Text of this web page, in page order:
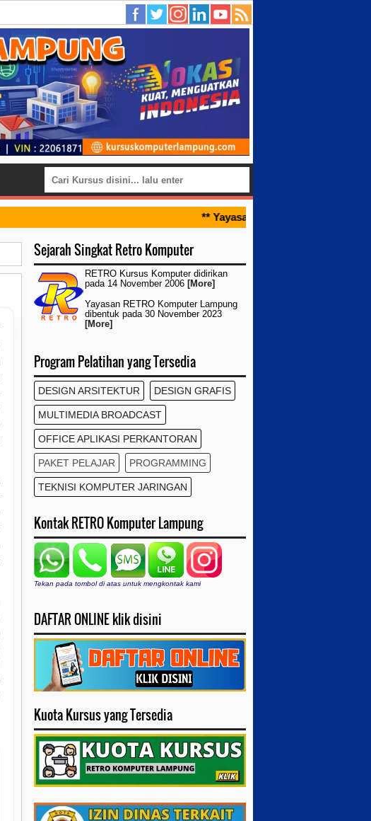
** Yayasan Retro Komputer
Sejarah Singkat Retro Komputer
RETRO Kursus Komputer didirikan
pada 14 November 2006 [More]
Yayasan RETRO Komputer Lampung
dibentuk pada 30 November 2023
[More]
Program Pelatihan yang Tersedia
DESIGN ARSITEKTUR DESIGN GRAFIS
MULTIMEDIA BROADCAST
OFFICE APLIKASI PERKANTORAN
PAKET PELAJAR PROGRAMMING
TEKNISI KOMPUTER JARINGAN
Kontak RETRO Komputer Lampung
Tekan pada tombol di atas untuk mengkontak kami
DAFTAR ONLINE klik disini
Kuota Kursus yang Tersedia